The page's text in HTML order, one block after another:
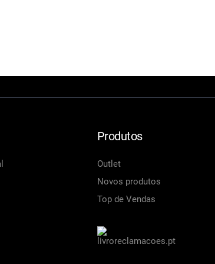
Produtos
Outlet
Novos produtos
Top de Vendas